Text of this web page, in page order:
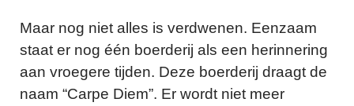
Maar nog niet alles is verdwenen. Eenzaam
staat er nog één boerderij als een herinnering
aan vroegere tijden. Deze boerderij draagt de
naam “Carpe Diem”. Er wordt niet meer